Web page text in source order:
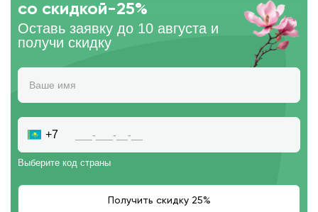
со скидкой-25%
Оставь заявку до 10 августа и
получи скидку
+7
Выберите код страны